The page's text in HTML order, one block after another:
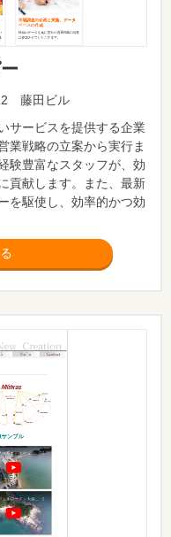
藤田ビル
サービスを提供する企業
業戦略の立案から実行ま
験豊富なスタッフが、効
貢献します。また、最新
を駆使し、効率的かつ効